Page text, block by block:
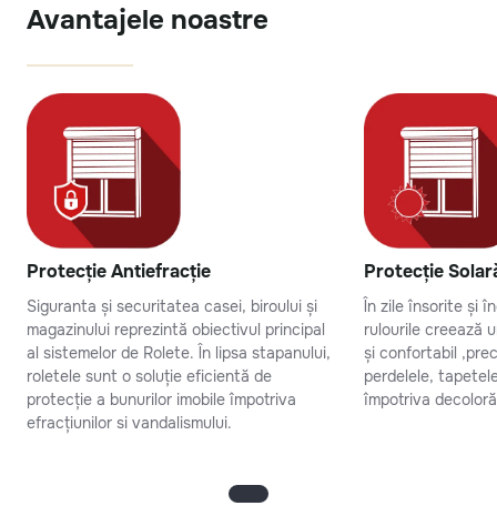
Avantajele noastre
Protecție Antiefracție
Siguranta și securitatea casei, biroului și
magazinului reprezintă obiectivul principal
al sistemelor de Rolete. În lipsa stapanului,
roletele sunt o soluție eficientă de
protecție a bunurilor imobile împotriva
efracțiunilor si vandalismului.
Protecție
În zile însorite și
rulourile creează
și confortabil
perdelele,
împotriva